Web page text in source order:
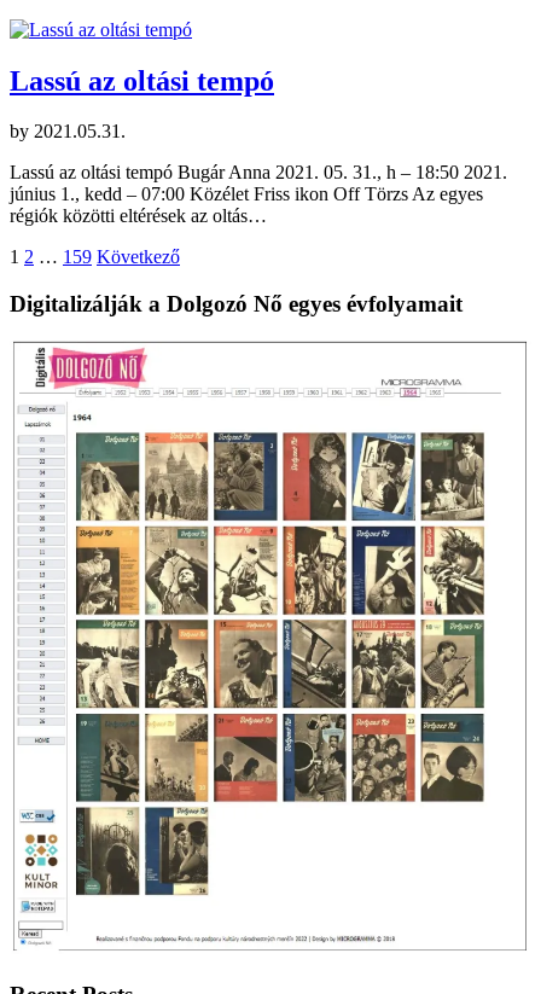
Lassú az oltási tempó
by 2021.05.31.
Lassú az oltási tempó Bugár Anna 2021. 05. 31., h – 18:50 2021.
június 1., kedd – 07:00 Közélet Friss ikon Off Törzs Az egyes
régiók közötti eltérések az oltás…
Bejegyzések
lapozása
1 2 … 159 Következő
Digitalizálják a Dolgozó Nő egyes évfolyamait